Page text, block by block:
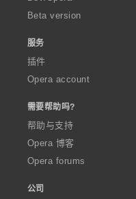
Beta version
服务
插件
Opera account
需要帮助吗?
帮助与支持
Opera 博客
Opera forums
公司